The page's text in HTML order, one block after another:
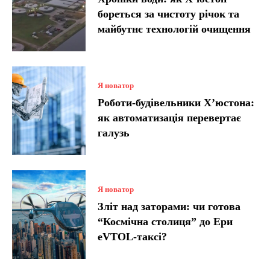
бореться за чистоту річок та
майбутнє технологій очищення
Я новатор
Роботи-будівельники Х’юстона:
як автоматизація перевертає
галузь
Я новатор
Зліт над заторами: чи готова
“Космічна столиця” до Ери
eVTOL-таксі?